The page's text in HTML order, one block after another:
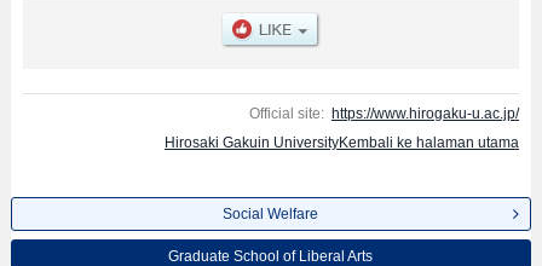
jalan, dan lainnya. Silakan memanfaatkannya.
Official site: https://www.hirogaku-u.ac.jp/
Hirosaki Gakuin UniversityKembali ke halaman utama
Social Welfare
Graduate School of Liberal Arts